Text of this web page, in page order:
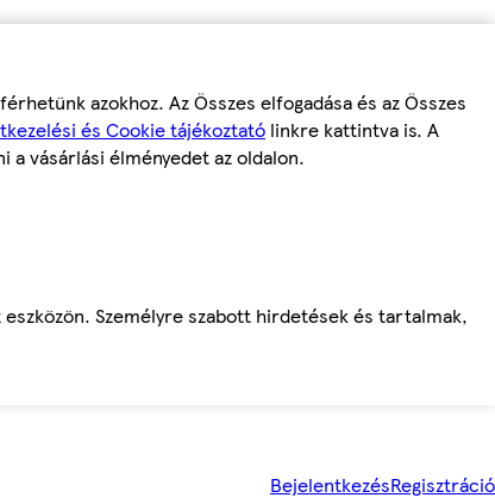
azokhoz. Az Összes elfogadása és az Összes
és Cookie tájékoztató linkre kattintva is. A
vásárlási élményedet az oldalon.
Személyre szabott hirdetések és tartalmak,
BejelentkezésRegisztráció